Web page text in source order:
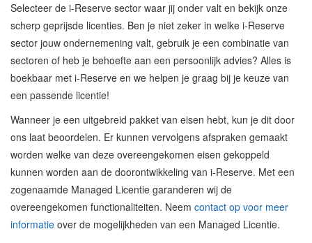
Selecteer de i-Reserve sector waar jij onder valt en bekijk onze
scherp geprijsde licenties. Ben je niet zeker in welke i-Reserve
sector jouw ondernemening valt, gebruik je een combinatie van
sectoren of heb je behoefte aan een persoonlijk advies? Alles is
boekbaar met i-Reserve en we helpen je graag bij je keuze van
een passende licentie!
Wanneer je een uitgebreid pakket van eisen hebt, kun je dit door
ons laat beoordelen. Er kunnen vervolgens afspraken gemaakt
worden welke van deze overeengekomen eisen gekoppeld
kunnen worden aan de doorontwikkeling van i-Reserve. Met een
zogenaamde Managed Licentie garanderen wij de
overeengekomen functionaliteiten. Neem contact op voor meer
informatie over de mogelijkheden van een Managed Licentie.